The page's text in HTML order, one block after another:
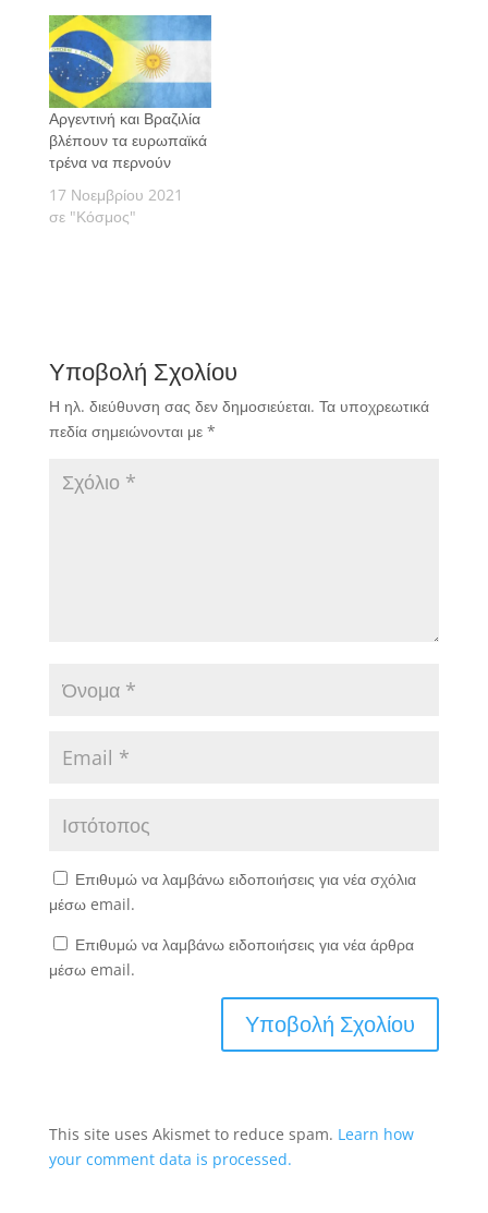
Αργεντινή και Βραζιλία
βλέπουν τα ευρωπαϊκά
τρένα να περνούν
17 Νοεμβρίου 2021
σε "Κόσμος"
Υποβολή Σχολίου
Η ηλ. διεύθυνση σας δεν δημοσιεύεται. Τα υποχρεωτικά
πεδία σημειώνονται με *
Επιθυμώ να λαμβάνω ειδοποιήσεις για νέα σχόλια
μέσω email.
Επιθυμώ να λαμβάνω ειδοποιήσεις για νέα άρθρα
μέσω email.
This site uses Akismet to reduce spam. Learn how
your comment data is processed.